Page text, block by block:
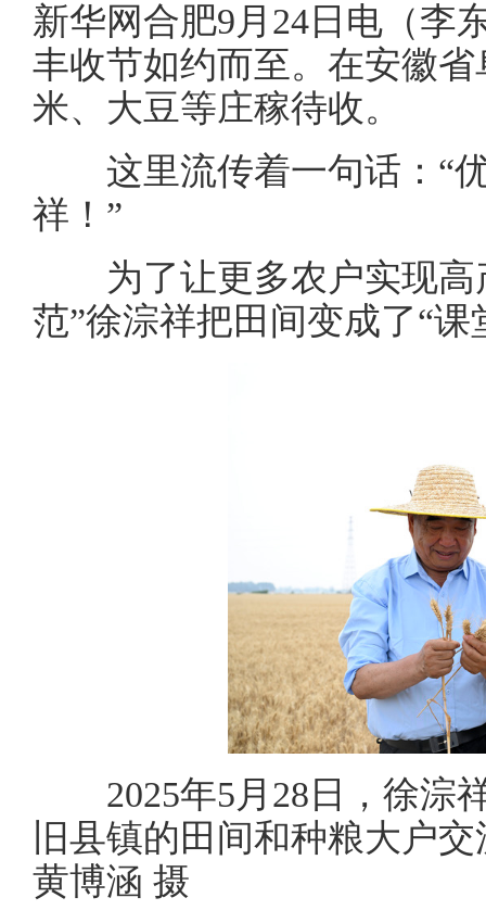
新华网合肥9月24日电（李
丰收节如约而至。在安徽
米、大豆等庄稼待收。
这里流传着一句话：“优
祥！”
为了让更多农户实现高
范”徐淙祥把田间变成了“
2025年5月28日，徐淙
旧县镇的田间和种粮大户
黄博涵 摄